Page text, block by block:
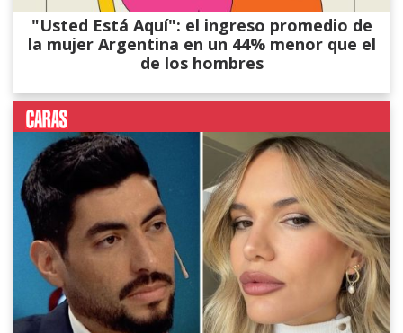
"Usted Está Aquí": el ingreso promedio de
la mujer Argentina en un 44% menor que el
de los hombres